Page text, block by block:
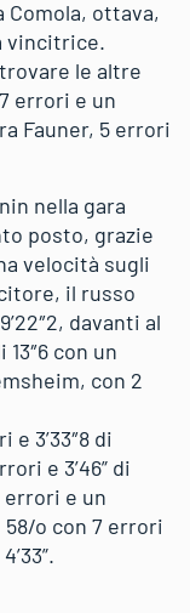
Comola, ottava,
vincitrice.
le altre
errori e un
Fauner, 5 errori
nella gara
posto, grazie
velocità sugli
il russo
davanti al
con un
con 2
3’33″8 di
e 3’46” di
errori e un
58/o con 7 errori